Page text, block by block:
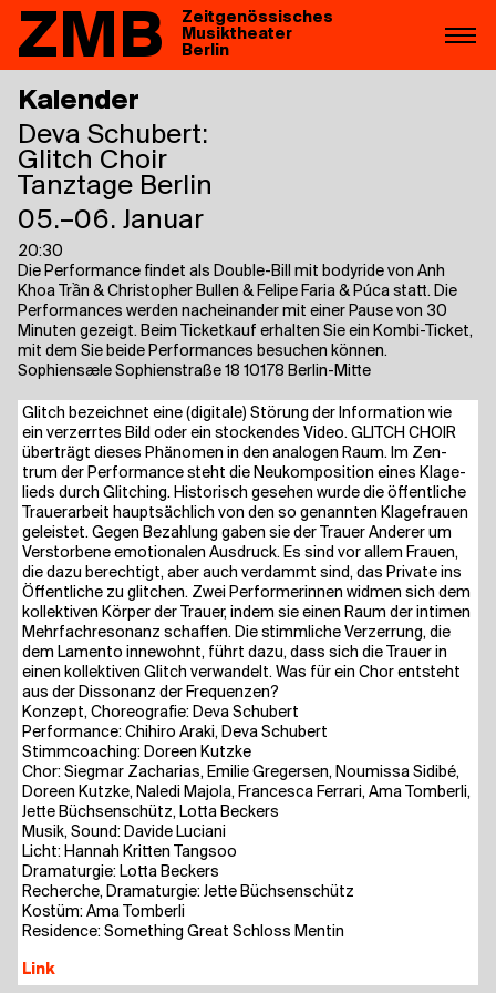
ZMB
Zeitgenössisches
Musiktheater
Berlin
Kalender
Deva Schubert:
Glitch Choir
Tanztage Berlin
05.–06. Januar
20:30
Die Performance findet als Double-Bill mit bodyride von Anh
Khoa Trần & Christopher Bullen & Felipe Faria & Púca statt. Die
Performances werden nacheinander mit einer Pause von 30
Minuten gezeigt. Beim Ticketkauf erhalten Sie ein Kombi-Ticket,
mit dem Sie beide Performances besuchen können.
Sophiensæle Sophienstraße 18 10178 Berlin-Mitte
Glitch bezeich­net eine (digi­ta­le) Stö­rung der Infor­ma­ti­on wie
ein ver­zerr­tes Bild oder ein sto­cken­des Video. GLITCH CHOIR
über­trägt die­ses Phä­no­men in den ana­lo­gen Raum. Im Zen­
trum der Per­for­mance steht die Neu­kom­po­si­ti­on eines Kla­ge­
lieds durch Glit­ching. His­to­risch gese­hen wur­de die öffent­li­che
Trau­er­ar­beit haupt­säch­lich von den so genann­ten Kla­ge­frau­en
geleis­tet. Gegen Bezah­lung gaben sie der Trau­er Ande­rer um
Ver­stor­be­ne emo­tio­na­len Aus­druck. Es sind vor allem Frau­en,
die dazu berech­tigt, aber auch ver­dammt sind, das Pri­va­te ins
Öffent­li­che zu glit­chen. Zwei Per­for­me­rin­nen wid­men sich dem
kol­lek­ti­ven Kör­per der Trau­er, indem sie einen Raum der inti­men
Mehr­fach­res­o­nanz schaf­fen. Die stimm­li­che Ver­zer­rung, die
dem Lamen­to inne­wohnt, führt dazu, dass sich die Trau­er in
einen kol­lek­ti­ven Glitch ver­wan­delt. Was für ein Chor ent­steht
aus der Dis­so­nanz der Frequenzen?
Kon­zept, Cho­reo­gra­fie: Deva Schubert
Per­for­mance: Chi­hi­ro Ara­ki, Deva Schubert
Stimm­coa­ching: Doreen Kutzke
Chor: Sieg­mar Zacha­ri­as, Emi­lie Gre­ger­sen, Nou­mis­sa Sidi­bé,
Doreen Kutz­ke, Nal­e­di Majo­la, Fran­ce­s­ca Fer­ra­ri, Ama Tom­ber­li,
Jet­te Büch­sen­schütz, Lot­ta Beckers
Musik, Sound: Davi­de Luciani
Licht: Han­nah Krit­ten Tangsoo
Dra­ma­tur­gie: Lot­ta Beckers
Recher­che, Dra­ma­tur­gie: Jet­te Büchsenschütz
Kos­tüm: Ama Tomberli
Resi­dence: Some­thing Gre­at Schloss Mentin
Link